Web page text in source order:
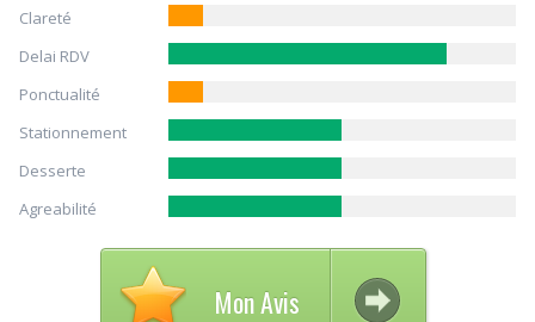
Clareté
Delai RDV
Ponctualité
Stationnement
Desserte
Agreabilité
Mon Avis